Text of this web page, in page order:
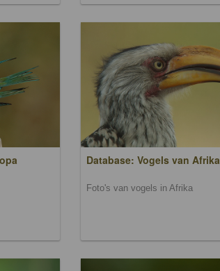
Database: Vogels van Afrika
Foto's van vogels in Afrika